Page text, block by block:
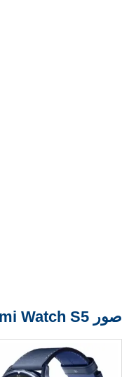
صور Xiaomi Watch S5